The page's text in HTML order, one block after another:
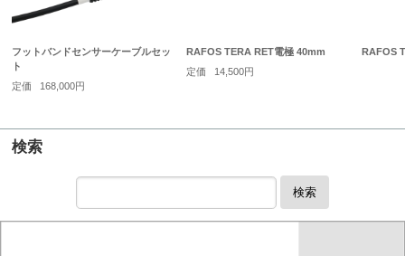
フットバンドセンサーケーブルセッ
ト
定価
168,000円
RAFOS TERA RET電極 40mm
定価
14,500円
RAFOS
検索
検索